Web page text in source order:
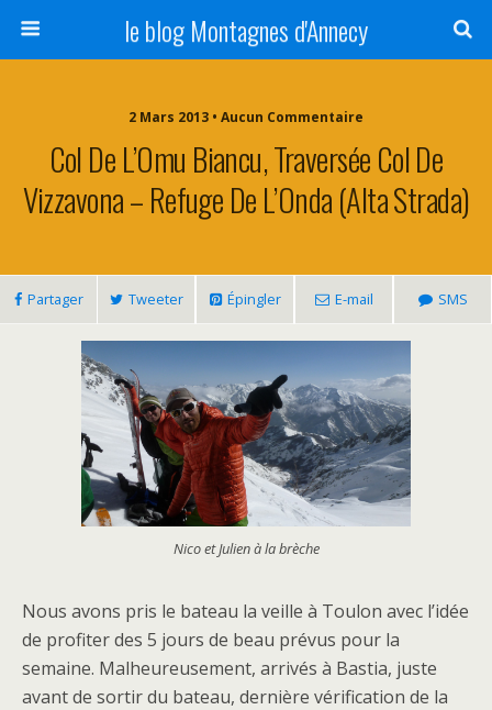
le blog Montagnes d'Annecy
2 Mars 2013 • Aucun Commentaire
Col De L’Omu Biancu, Traversée Col De
Vizzavona – Refuge De L’Onda (Alta Strada)
Partager Tweeter Épingler E-mail SMS
Nico et Julien à la brèche
Nous avons pris le bateau la veille à Toulon avec l’idée
de profiter des 5 jours de beau prévus pour la
semaine. Malheureusement, arrivés à Bastia, juste
avant de sortir du bateau, dernière vérification de la